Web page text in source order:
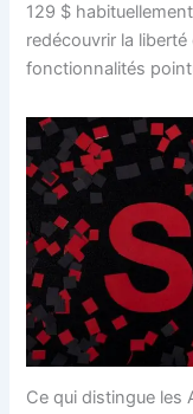
129 $
redécouvrir la
fonctionnalités
Ce qui distingue les